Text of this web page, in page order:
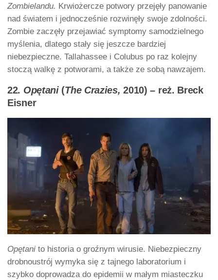
Zombielandu. Krwiożercze potwory przejęły panowanie
nad światem i jednocześnie rozwinęły swoje zdolności.
Zombie zaczęły przejawiać symptomy samodzielnego
myślenia, dlatego stały się jeszcze bardziej
niebezpieczne. Tallahassee i Colubus po raz kolejny
stoczą walkę z potworami, a także ze sobą nawzajem.
22. Opętani(The Crazies, 2010) – reż. Breck
Eisner
Opętani to historia o groźnym wirusie. Niebezpieczny
drobnoustrój wymyka się z tajnego laboratorium i
szybko doprowadza do epidemii w małym miasteczku